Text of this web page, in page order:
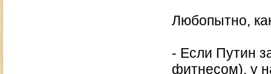
Любопытно,
- Если Путин
фитнесом), у